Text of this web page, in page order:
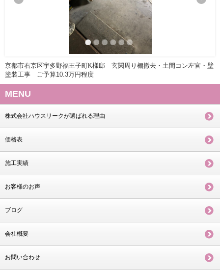
京都市右京区宇多野福王子町K様邸 玄関周り棚撤去・土間コン左官・壁
塗装工事 ご予算10.3万円程度
MENU
株式会社ハウスリークが選ばれる理由
価格表
施工実績
お客様のお声
ブログ
会社概要
お問い合わせ